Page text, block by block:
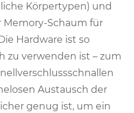
Körpertypen) und
Memory-Schaum für
Hardware ist so
zu verwenden ist – zum
Austausch der
genug ist, um ein